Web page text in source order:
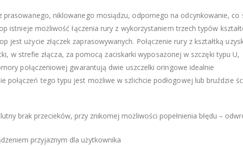
prasowanego, niklowanego mosiądzu, odpornego na odcynkowanie, co
istnieje możliwość łączenia rury z wykorzystaniem trzech typów
jest użycie złączek zaprasowywanych. Połączenie rury z kształtką
w strefie złącza, za pomocą zaciskarki wyposażonej w szczęki typu U,
połączeniowej gwarantują dwie uszczelki oringowe idealnie
połączeń tego typu jest możliwe w szlichcie podłogowej lub bruździe
brak przecieków, przy znikomej możliwości popełnienia błędu –
przyjaznym dla użytkownika